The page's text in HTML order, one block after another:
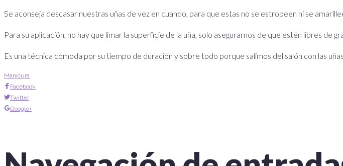
Se aconseja descasar nuestras uñas de vez en cuando, para que estas no se estropeen ni se
Para su aplicación, no hay que limar la superficie de la uña, solo asegurarnos de que estén libres de
Es una técnica cómoda por su tiempo de duración y sobre todo porque salimos del salón con las
Manicura
Facebook
Twitter
Google+